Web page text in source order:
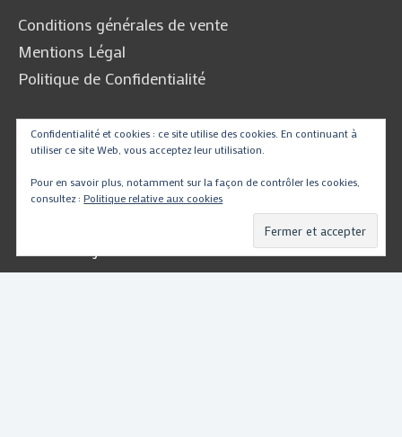
Conditions générales de vente
Mentions Légal
Politique de Confidentialité
Traduire
Confidentialité et cookies : ce site utilise des cookies. En continuant à
utiliser ce site Web, vous acceptez leur utilisation.
Pour en savoir plus, notamment sur la façon de contrôler les cookies,
consultez :Politique relative aux cookies